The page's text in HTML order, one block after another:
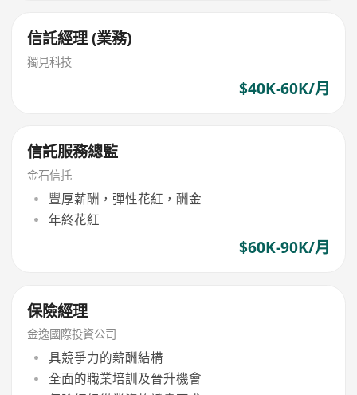
信託經理 (業務)
獨見科技
$40K-60K/月
信託服務總監
金石信托
豐厚薪酬，彈性花紅，酬金
年終花紅
$60K-90K/月
保險經理
金逸國際投資公司
具競爭力的薪酬結構
全面的職業培訓及晉升機會